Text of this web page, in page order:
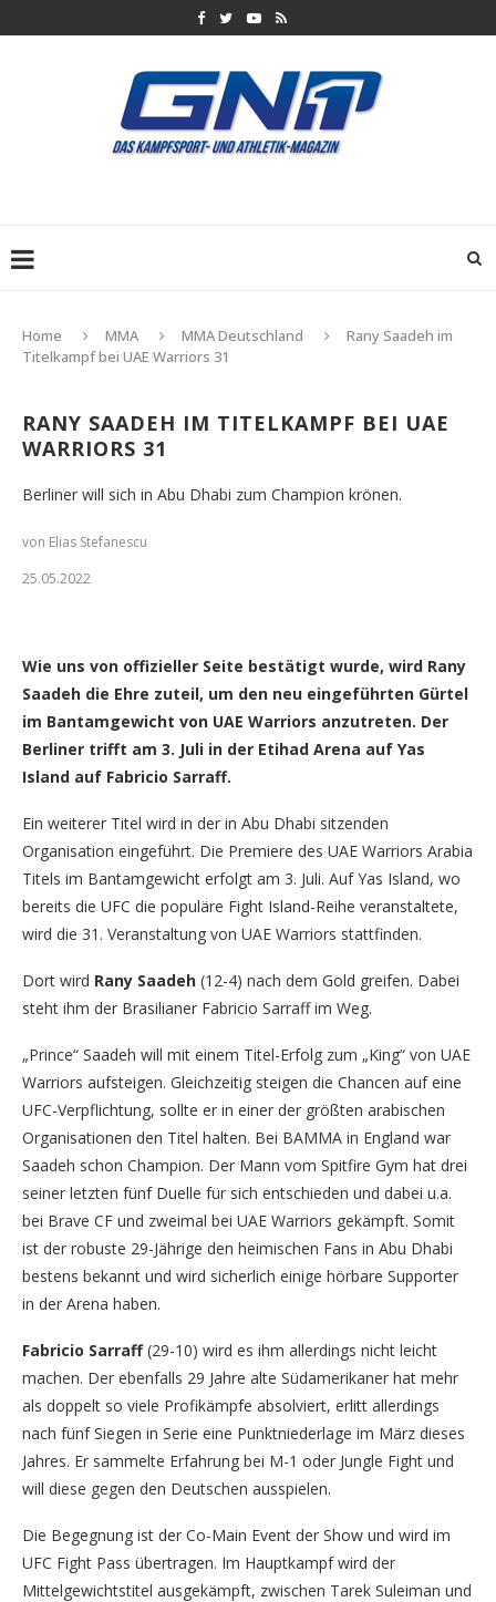
Home MMA MMA Deutschland
Rany Saadeh im
Titelkampf bei UAE Warriors 31
RANY SAADEH IM TITELKAMPF BEI UAE
WARRIORS 31
Berliner will sich in Abu Dhabi zum Champion krönen.
von Elias Stefanescu
25.05.2022
Wie uns von offizieller Seite bestätigt wurde, wird Rany
Saadeh die Ehre zuteil, um den neu eingeführten Gürtel
im Bantamgewicht von UAE Warriors anzutreten. Der
Berliner trifft am 3. Juli in der Etihad Arena auf Yas
Island auf Fabricio Sarraff.
Ein weiterer Titel wird in der in Abu Dhabi sitzenden
Organisation eingeführt. Die Premiere des UAE Warriors Arabia
Titels im Bantamgewicht erfolgt am 3. Juli. Auf Yas Island, wo
bereits die UFC die populäre Fight Island-Reihe veranstaltete,
wird die 31. Veranstaltung von UAE Warriors stattfinden.
Dort wird Rany Saadeh (12-4) nach dem Gold greifen. Dabei
steht ihm der Brasilianer Fabricio Sarraff im Weg.
„Prince“ Saadeh will mit einem Titel-Erfolg zum „King“ von UAE
Warriors aufsteigen. Gleichzeitig steigen die Chancen auf eine
UFC-Verpflichtung, sollte er in einer der größten arabischen
Organisationen den Titel halten. Bei BAMMA in England war
Saadeh schon Champion. Der Mann vom Spitfire Gym hat drei
seiner letzten fünf Duelle für sich entschieden und dabei u.a.
bei Brave CF und zweimal bei UAE Warriors gekämpft. Somit
ist der robuste 29-Jährige den heimischen Fans in Abu Dhabi
bestens bekannt und wird sicherlich einige hörbare Supporter
in der Arena haben.
Fabricio Sarraff(29-10) wird es ihm allerdings nicht leicht
machen. Der ebenfalls 29 Jahre alte Südamerikaner hat mehr
als doppelt so viele Profikämpfe absolviert, erlitt allerdings
nach fünf Siegen in Serie eine Punktniederlage im März dieses
Jahres. Er sammelte Erfahrung bei M-1 oder Jungle Fight und
will diese gegen den Deutschen ausspielen.
Die Begegnung ist der Co-Main Event der Show und wird im
UFC Fight Pass übertragen. Im Hauptkampf wird der
Mittelgewichtstitel ausgekämpft, zwischen Tarek Suleiman und